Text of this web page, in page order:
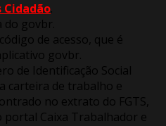
Cidadão.
do govbr.
de acesso, que é
govbr.
de Identificação Social
carteira de trabalho e
no extrato do FGTS,
portal Caixa Trabalhador e